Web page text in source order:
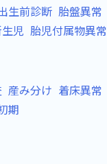
生前診断 胎盤異常
児 胎児付属物異常
産み分け 着床異常
期